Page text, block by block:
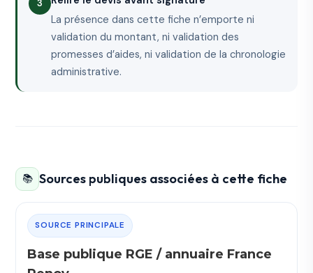
La présence dans cette fiche n’emporte ni
validation du montant, ni validation des
promesses d’aides, ni validation de la chronologie
administrative.
📚 Sources publiques associées à cette fiche
SOURCE PRINCIPALE
Base publique RGE / annuaire France